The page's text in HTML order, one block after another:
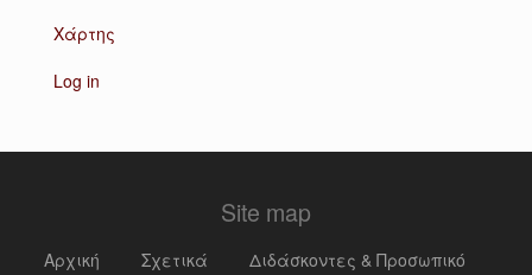
Χάρτης
Log in
Site map
Αρχική Σχετικά Διδάσκοντες & Προσωπικό